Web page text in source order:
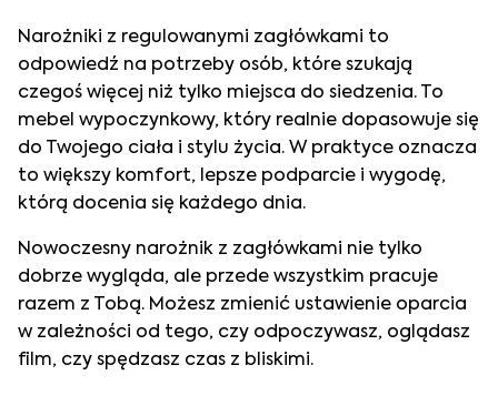
Narożniki z regulowanymi zagłówkami to
odpowiedź na potrzeby osób, które szukają
czegoś więcej niż tylko miejsca do siedzenia. To
mebel wypoczynkowy, który realnie dopasowuje się
do Twojego ciała i stylu życia. W praktyce oznacza
to większy komfort, lepsze podparcie i wygodę,
którą docenia się każdego dnia.
Nowoczesny narożnik z zagłówkami nie tylko
dobrze wygląda, ale przede wszystkim pracuje
razem z Tobą. Możesz zmienić ustawienie oparcia
w zależności od tego, czy odpoczywasz, oglądasz
film, czy spędzasz czas z bliskimi.